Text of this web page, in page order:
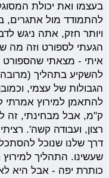
בעצמו ואת יכולת
להתמודד מול אתגרים,
ויותר חזק, אתה ניגש
הגעתי לספורט וזה
איתי - מצאתי שהספורט
להשקיע בתהליך (מרובה
הגבולות של עצמי,
ק"מ, אבל מבחינתי, זה
רצון, ועבודה קשה'.
דרך שלנו שנוכל